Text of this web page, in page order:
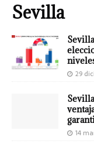
Sevilla
29
14